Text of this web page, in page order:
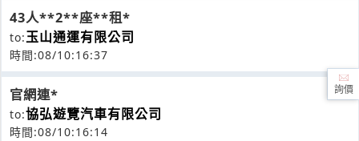
43人**2**座**租*
to:玉山通運有限公司
時間:08/10:16:37
官網連*
to:協弘遊覽汽車有限公司
時間:08/10:16:14
詢價